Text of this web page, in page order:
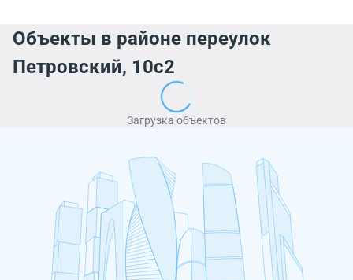
Объекты в районе переулок
Петровский, 10с2
Загрузка объектов